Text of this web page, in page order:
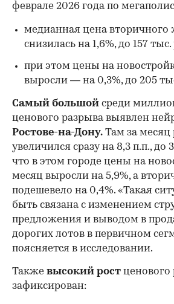
феврале 2026 года по
00:00 / 00:00
медианная цена вторичного
снизилась на 1,6%, до 157 тыс.
при этом цены на
выросли — на 0,3%, до 205
Самый большой среди
ценового разрыва выявлен
Ростове-на-Дону. Там за месяц
увеличился сразу на 8,3 п.п., до
что в этом городе цены на
месяц выросли на 5,9%, а
подешевело на 0,4%. «Такая
быть связана с изменением
предложения и выводом в
дорогих лотов в первичном
поясняется в исследовании.
Также высокий рост ценового
зафиксирован: